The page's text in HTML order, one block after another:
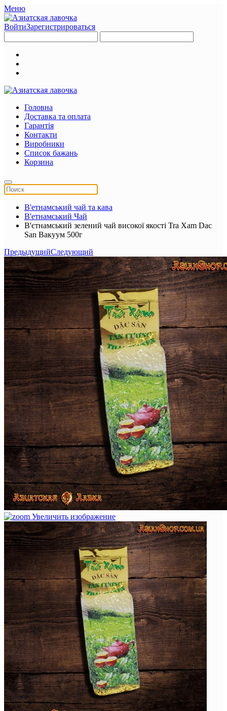
Меню
ВойтиЗарегистрироваться
Головна
Доставка та оплата
Гарантія
Контакти
Виробники
Список бажань
Корзина
В'етнамський чай та кава
В'етнамський Чай
В'єтнамський зелений чай високої якості Tra Xam Dac
San Вакуум 500г
ПредыдущийСледующий
Увеличить изображение